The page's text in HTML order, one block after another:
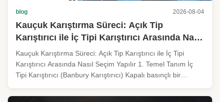
blog 2026-08-04
Kauçuk Karıştırma Süreci: Açık Tip
Karıştırıcı ile İç Tipi Karıştırıcı Arasında Nasıl
Seçim Yapılır
Kauçuk Karıştırma Süreci: Açık Tip Karıştırıcı ile İç Tipi
Karıştırıcı Arasında Nasıl Seçim Yapılır 1. Temel Tanım İç
Tipi Karıştırıcı (Banbury Karıştırıcı) Kapalı basınçlı bir
rotor kesme kuvveti üretir ve piston, kauçuk hamurunu bile...